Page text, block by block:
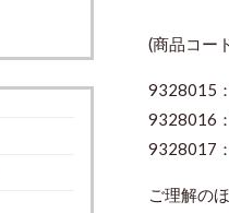
(商品コー
9328015
9328016
9328017
ご理解の